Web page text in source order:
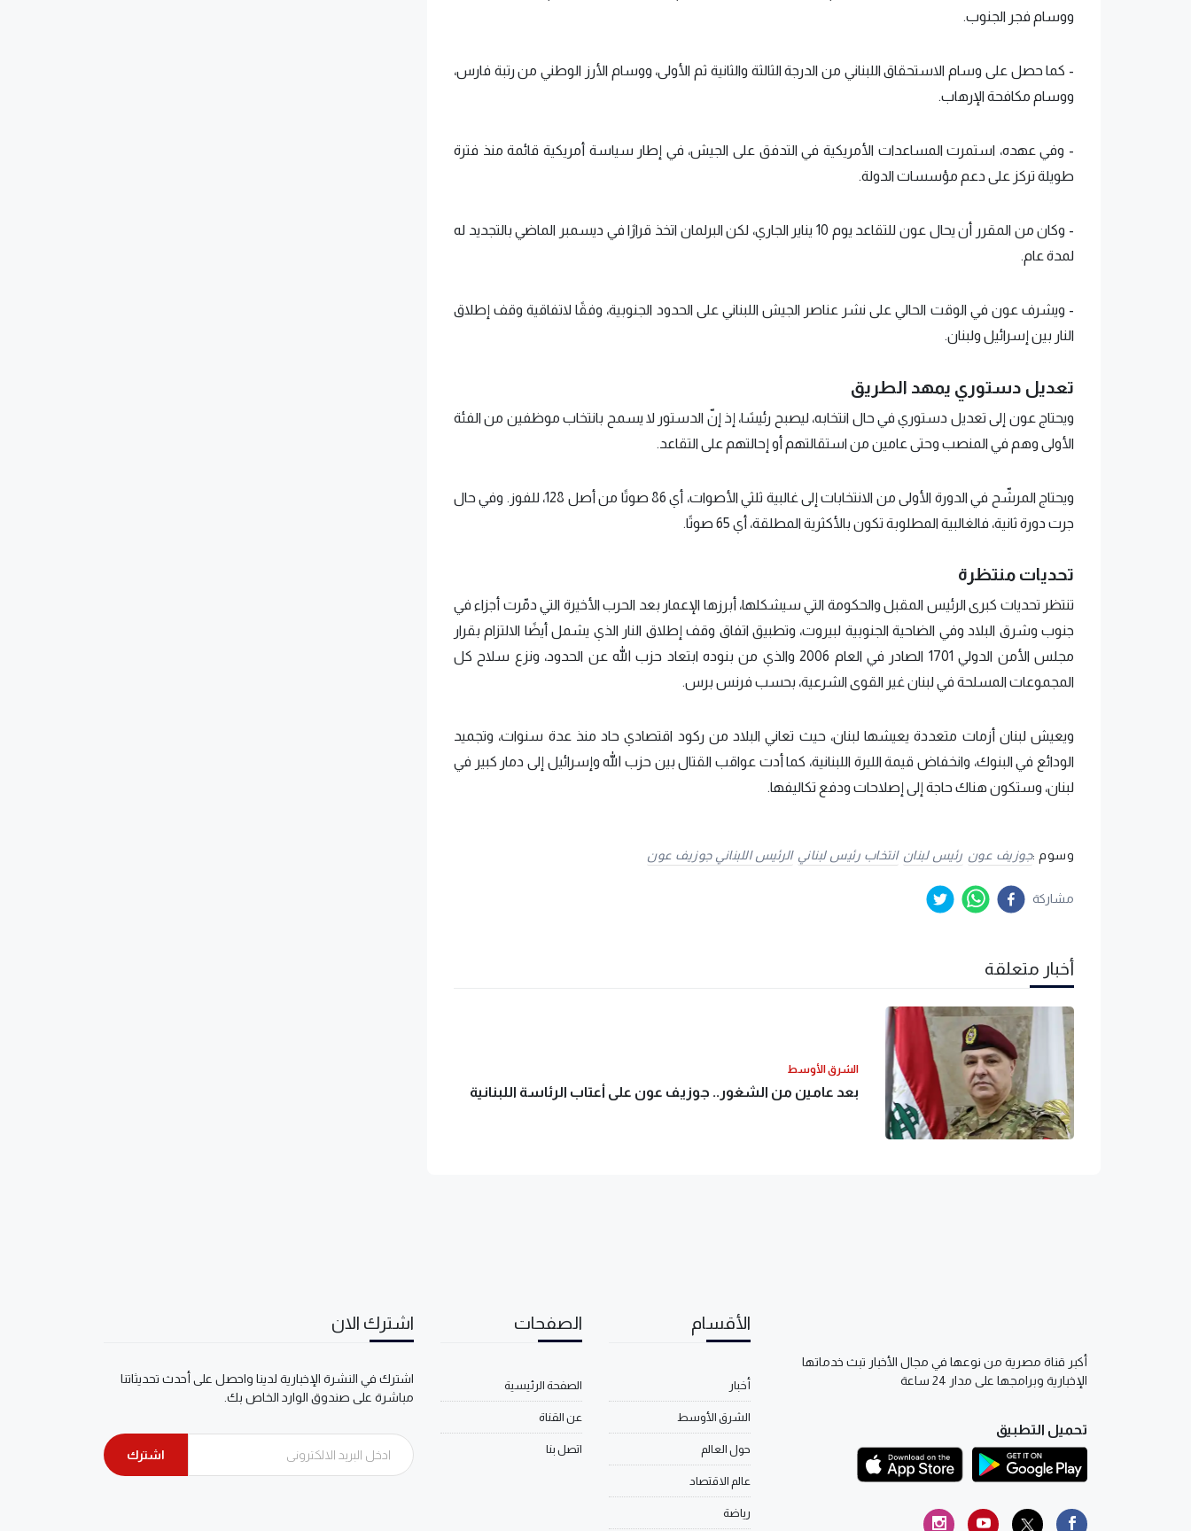
ووسام فجر الجنوب.
- كما حصل على وسام الاستحقاق اللبناني من الدرجة الثالثة والثانية ثم الأولى، ووسام الأرز الوطني من رتبة فارس،
ووسام مكافحة الإرهاب.
- وفي عهده، استمرت المساعدات الأمريكية في التدفق على الجيش، في إطار سياسة أمريكية قائمة منذ فترة
طويلة تركز على دعم مؤسسات الدولة.
- وكان من المقرر أن يحال عون للتقاعد يوم 10 يناير الجاري، لكن البرلمان اتخذ قرارًا في ديسمبر الماضي بالتجديد له
لمدة عام.
- ويشرف عون في الوقت الحالي على نشر عناصر الجيش اللبناني على الحدود الجنوبية، وفقًا لاتفاقية وقف إطلاق
النار بين إسرائيل ولبنان.
تعديل دستوري يمهد الطريق
ويحتاج عون إلى تعديل دستوري في حال انتخابه، ليصبح رئيسًا، إذ إنّ الدستور لا يسمح بانتخاب موظفين من الفئة
الأولى وهم في المنصب وحتى عامين من استقالتهم أو إحالتهم على التقاعد.
ويحتاج المرشّح في الدورة الأولى من الانتخابات إلى غالبية ثلثي الأصوات، أي 86 صوتًا من أصل 128، للفوز. وفي حال
جرت دورة ثانية، فالغالبية المطلوبة تكون بالأكثرية المطلقة، أي 65 صوتًا.
تحديات منتظرة
تنتظر تحديات كبرى الرئيس المقبل والحكومة التي سيشكلها، أبرزها الإعمار بعد الحرب الأخيرة التي دمّرت أجزاء في
جنوب وشرق البلاد وفي الضاحية الجنوبية لبيروت، وتطبيق اتفاق وقف إطلاق النار الذي يشمل أيضًا الالتزام بقرار
مجلس الأمن الدولي 1701 الصادر في العام 2006 والذي من بنوده ابتعاد حزب الله عن الحدود، ونزع سلاح كل
المجموعات المسلحة في لبنان غير القوى الشرعية، بحسب فرنس برس.
ويعيش لبنان أزمات متعددة يعيشها لبنان، حيث تعاني البلاد من ركود اقتصادي حاد منذ عدة سنوات، وتجميد
الودائع في البنوك، وانخفاض قيمة الليرة اللبنانية، كما أدت عواقب القتال بين حزب الله وإسرائيل إلى دمار كبير في
لبنان، وستكون هناك حاجة إلى إصلاحات ودفع تكاليفها.
وسوم :جوزيف عون رئيس لبنان انتخاب رئيس لبناني الرئيس اللبناني جوزيف عون
مشاركة
أخبار متعلقة
الشرق الأوسط
بعد عامين من الشغور.. جوزيف عون على أعتاب الرئاسة اللبنانية
أكبر قناة مصرية من نوعها في مجال الأخبار تبث خدماتها
الإخبارية وبرامجها على مدار 24 ساعة
تحميل التطبيق
الأقسام
أخبار
الشرق الأوسط
حول العالم
عالم الاقتصاد
رياضة
الصفحات
الصفحة الرئيسية
عن القناة
اتصل بنا
اشترك الان
اشترك في النشرة الإخبارية لدينا واحصل على أحدث تحديثاتنا
مباشرة على صندوق الوارد الخاص بك.
اشترك